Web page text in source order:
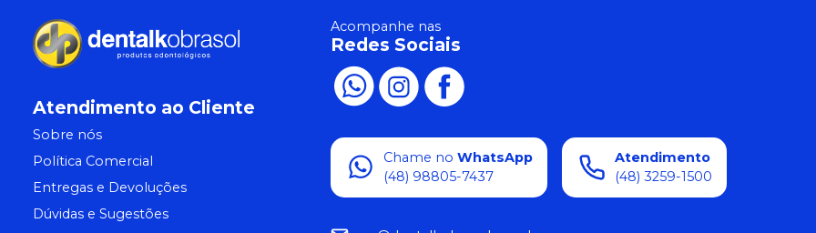
Atendimento ao Cliente
Sobre nós
Política Comercial
Entregas e Devoluções
Dúvidas e Sugestões
Acompanhe nas
Redes Sociais
Chame no WhatsApp
(48) 98805-7437
Atendimento
(48) 3259-1500